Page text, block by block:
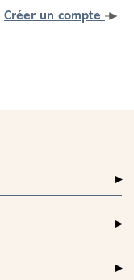
Créer un compte